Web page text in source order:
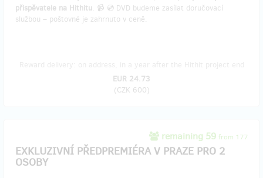
přispěvatele na Hithitu. 📹 💿 DVD budeme zasílat doručovací
službou – poštovné je zahrnuto v ceně.
EUR 24.73
(CZK 600)
remaining 59 from 177
EXKLUZIVNÍ PŘEDPREMIÉRA V PRAZE PRO 2
OSOBY